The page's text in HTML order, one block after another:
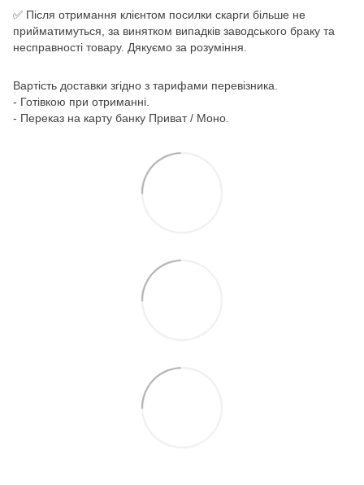
✅ Після отримання клієнтом посилки скарги більше не
прийматимуться, за винятком випадків заводського браку та
несправності товару. Дякуємо за розуміння.
Вартість доставки згідно з тарифами перевізника.
- Готівкою при отриманні.
- Переказ на карту банку Приват / Моно.